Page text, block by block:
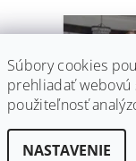
Súbory cookies
prehliadať webovú
použiteľnosť
NASTAVENIE